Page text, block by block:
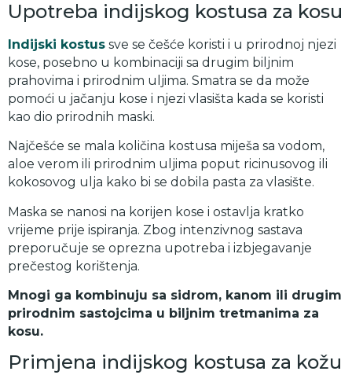
Upotreba indijskog kostusa za kosu
Indijski kostus sve se češće koristi i u prirodnoj njezi
kose, posebno u kombinaciji sa drugim biljnim
prahovima i prirodnim uljima. Smatra se da može
pomoći u jačanju kose i njezi vlasišta kada se koristi
kao dio prirodnih maski.
Najčešće se mala količina kostusa miješa sa vodom,
aloe verom ili prirodnim uljima poput ricinusovog ili
kokosovog ulja kako bi se dobila pasta za vlasište.
Maska se nanosi na korijen kose i ostavlja kratko
vrijeme prije ispiranja. Zbog intenzivnog sastava
preporučuje se oprezna upotreba i izbjegavanje
prečestog korištenja.
Mnogi ga kombinuju sa sidrom, kanom ili drugim
prirodnim sastojcima u biljnim tretmanima za
kosu.
Primjena indijskog kostusa za kožu